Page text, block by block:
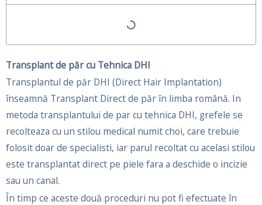
Transplant de păr cu Tehnica DHI
Transplantul de păr DHI (Direct Hair Implantation)
înseamnă Transplant Direct de păr în limba română. In
metoda transplantului de par cu tehnica DHI, grefele se
recolteaza cu un stilou medical numit choi, care trebuie
folosit doar de specialisti, iar parul recoltat cu acelasi stilou
este transplantat direct pe piele fara a deschide o incizie
sau un canal.
În timp ce aceste două proceduri nu pot fi efectuate în